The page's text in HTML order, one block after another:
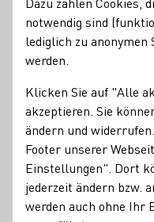
Bestellung über
zimmer.de ab 12
Bio Orange Perlwein /
Roséwein
Mitgliedschaften
ECOVIN Bundesverband
notwendig sind
lediglich zu
werden.
Klicken Sie auf "Alle
akzeptieren. Sie
ändern und
Footer unserer
Einstellungen". Dort
jederzeit ändern bzw.
werden auch ohne Ihr